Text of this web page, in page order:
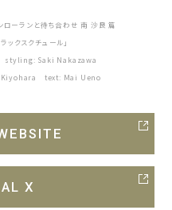
ローランと待ち合わせ 南 沙良 篇
クスクチュール」
styling: Saki Nakazawa
text: Mai Ueno
X